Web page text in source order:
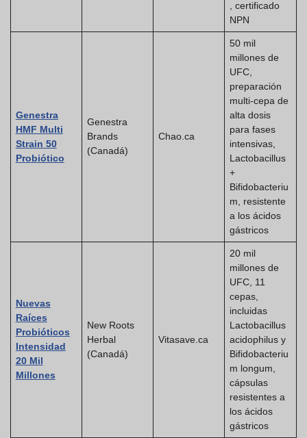
, certificado
NPN
Genestra
HMF Multi
Strain 50
Probiótico
Genestra
Brands
(Canadá)
Chao.ca
50 mil
millones de
UFC,
preparación
multi-cepa de
alta dosis
para fases
intensivas,
Lactobacillus
+
Bifidobacteriu
m, resistente
a los ácidos
gástricos
Nuevas
Raíces
Probióticos
Intensidad
20 Mil
Millones
New Roots
Herbal
(Canadá)
Vitasave.ca
20 mil
millones de
UFC, 11
cepas,
incluidas
Lactobacillus
acidophilus y
Bifidobacteriu
m longum,
cápsulas
resistentes a
los ácidos
gástricos